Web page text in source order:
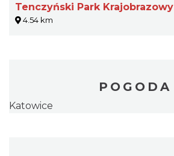
Tenczyński Park Krajobrazowy
4.54 km
POGODA
Katowice